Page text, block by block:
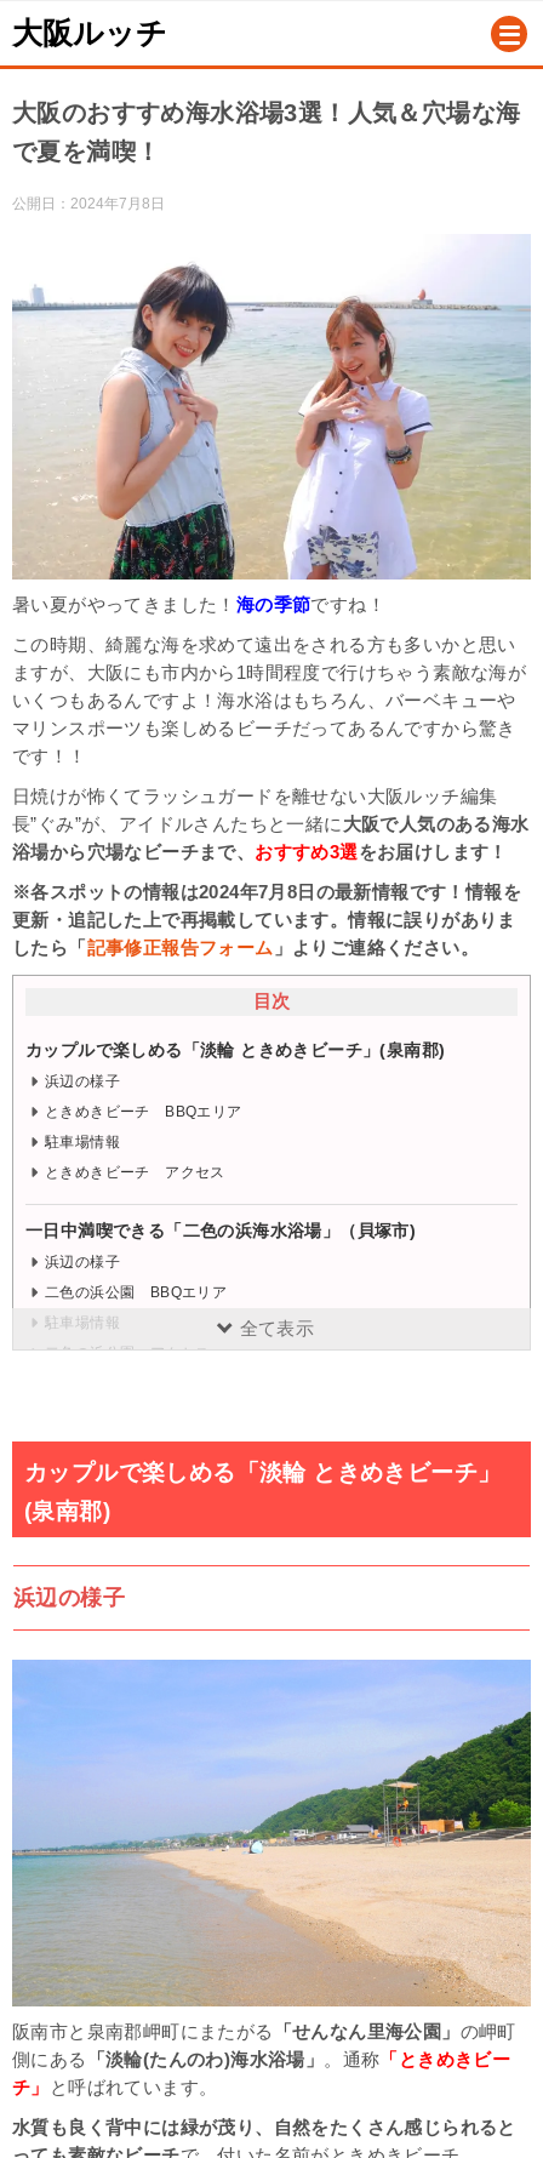
大阪ルッチ
大阪のおすすめ海水浴場3選！人気＆穴場な海
で夏を満喫！
公開日： 2024年7月8日
暑い夏がやってきました！ 海の季節ですね！
この時期、綺麗な海を求めて遠出をされる方も多いかと思い
ますが、大阪にも市内から1時間程度で行けちゃう素敵な海が
いくつもあるんですよ！海水浴はもちろん、バーベキューや
マリンスポーツも楽しめるビーチだってあるんですから驚き
です！！
日焼けが怖くてラッシュガードを離せない大阪ルッチ編集
長”ぐみ”が、アイドルさんたちと一緒に大阪で人気のある海水
浴場から穴場なビーチまで、 おすすめ3選をお届けします！
※各スポットの情報は2024年7月8日の最新情報です！情報を
更新・追記した上で再掲載しています。情報に誤りがありま
したら「 記事修正報告フォーム 」よりご連絡ください。
目次
カップルで楽しめる「淡輪 ときめきビーチ」(泉南郡)
浜辺の様子
ときめきビーチ BBQエリア
駐車場情報
ときめきビーチ アクセス
一日中満喫できる「二色の浜海水浴場」（貝塚市)
浜辺の様子
二色の浜公園 BBQエリア
駐車場情報
二色の浜公園 アクセス
浜辺の様子
駐車場情報
タルイサザンビーチ アクセス
2024年は開設中止の海水浴場
チ」(阪南市）
全て表示
カップルで楽しめる「淡輪 ときめきビーチ」
(泉南郡)
浜辺の様子
阪南市と泉南郡岬町にまたがる 「せんなん里海公園」 の岬町
側にある
「淡輪(たんのわ)海水浴場」 。通称 「ときめきビー
チ」
と呼ばれています。
水質も良く背中には緑が茂り、自然をたくさん感じられると